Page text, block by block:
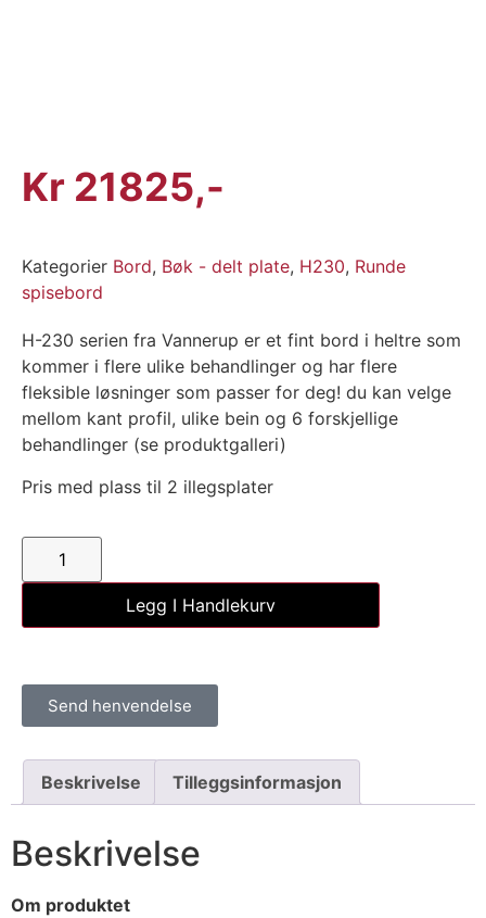
Kr 21825
Kategorier Bord, Bøk - delt plate, H230, Runde
spisebord
H-230 serien fra Vannerup er et fint bord i heltre som
kommer i flere ulike behandlinger og har flere
fleksible løsninger som passer for deg! du kan velge
mellom kant profil, ulike bein og 6 forskjellige
behandlinger (se produktgalleri)
Pris med plass til 2 illegsplater
Legg I Handlekurv
Send henvendelse
Beskrivelse Tilleggsinformasjon
Beskrivelse
Om produktet